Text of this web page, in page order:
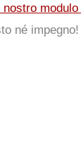
modulo
né impegno!